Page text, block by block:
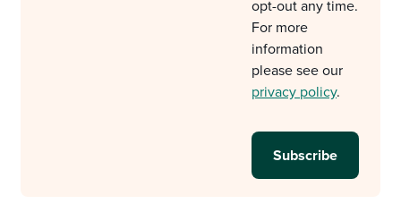
opt-out any time.
For more
information
please see our
privacy policy.